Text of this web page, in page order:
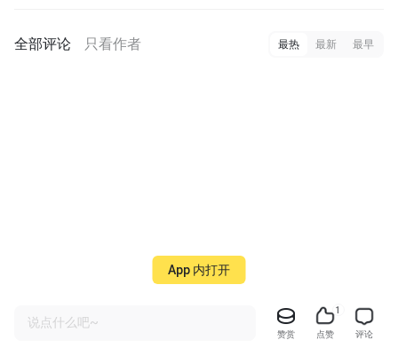
全部评论 只看作者 最热 最新 最早
说点什么吧~
赞赏
1
点赞 评论
App 内打开